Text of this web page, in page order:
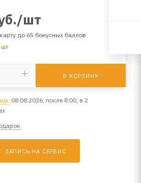
/шт
до 65 бонусных баллов
В КОРЗИНУ
08.08.2026, после 8:00, в 2
ЗАПИСЬ НА СЕРВИС